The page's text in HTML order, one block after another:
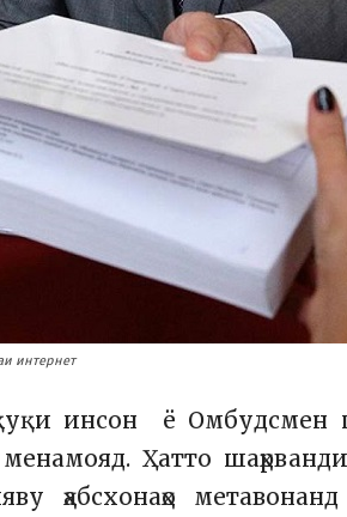
интернет
инсон ё Омбудсмен
Ҳатто
ҳабсхонаҳо